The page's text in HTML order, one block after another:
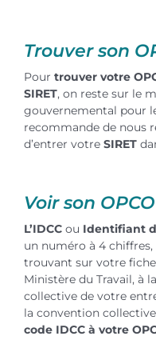
Trouver son
Pour trouver votre
SIRET, on reste sur le
gouvernemental pour
recommande de nous
d’entrer votre SIRET
Voir son
L’IDCCou Identifiant
un numéro à 4
trouvant sur votre
Ministère du Travail, à
collective de votre
la convention
code IDCC à votre